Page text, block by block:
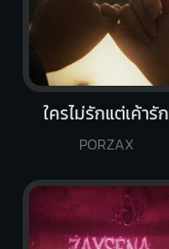
ใครไม่รักแต่เค้ารัก
PORZAX